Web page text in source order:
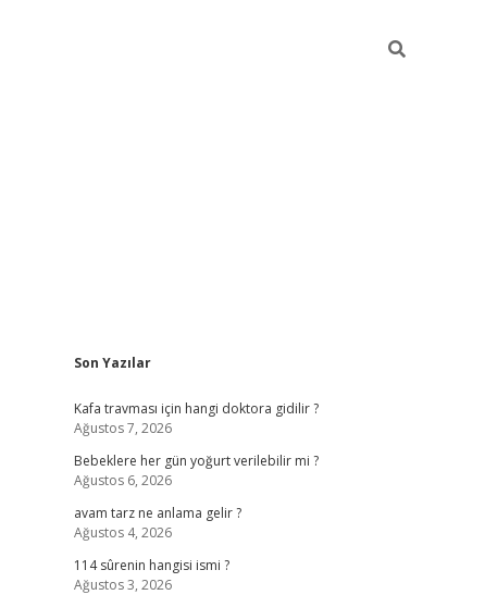
Sidebar
Son Yazılar
Kafa travması için hangi doktora gidilir ?
Ağustos 7, 2026
Bebeklere her gün yoğurt verilebilir mi ?
Ağustos 6, 2026
avam tarz ne anlama gelir ?
Ağustos 4, 2026
114 sûrenin hangisi ismi ?
Ağustos 3, 2026